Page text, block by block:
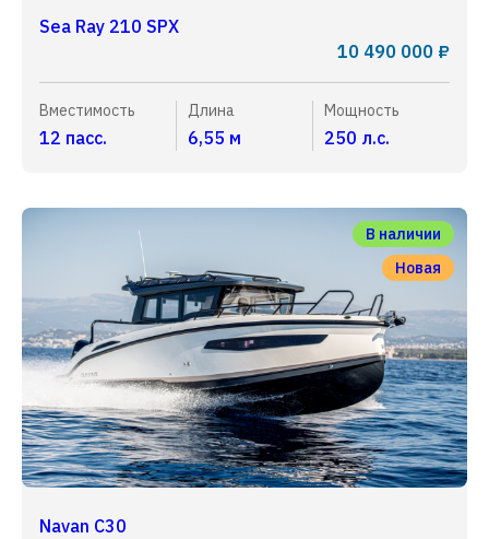
Sea Ray 210 SPX
10 490 000 ₽
Вместимость
12 пасс.
Длина
6,55 м
Мощность
250 л.с.
В наличии
Новая
Navan C30